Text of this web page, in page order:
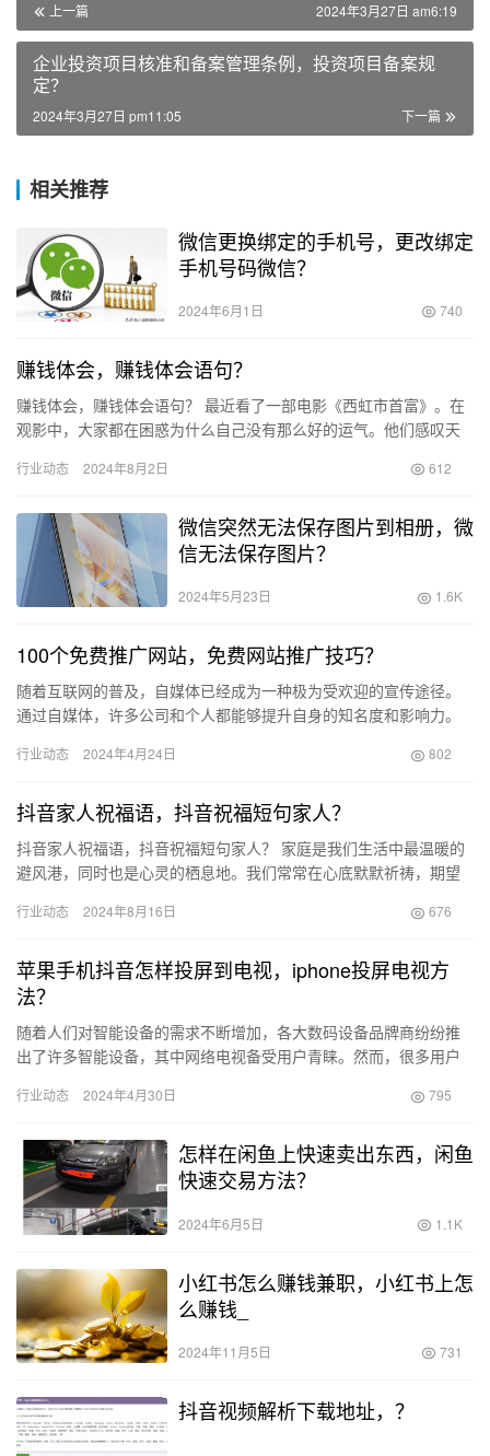
上一篇 2024年3月27日 am6:19
企业投资项目核准和备案管理条例，投资项目备案规
定？
下一篇
2024年3月27日 pm11:05
相关推荐
微信更换绑定的手机号，更改绑定
手机号码微信？
2024年6月1日 740
赚钱体会，赚钱体会语句？
赚钱体会，赚钱体会语句？ 最近看了一部电影《西虹市首富》。在
观影中，大家都在困惑为什么自己没有那么好的运气。他们感叹天
得赚…
行业动态 2024年8月2日 612
微信突然无法保存图片到相册，微
信无法保存图片？
2024年5月23日 1.6K
100个免费推广网站，免费网站推广技巧？
随着互联网的普及，自媒体已经成为一种极为受欢迎的宣传途径。
通过自媒体，许多公司和个人都能够提升自身的知名度和影响力。
台时感…
行业动态 2024年4月24日 802
抖音家人祝福语，抖音祝福短句家人？
抖音家人祝福语，抖音祝福短句家人？ 家庭是我们生活中最温暖的
避风港，同时也是心灵的栖息地。我们常常在心底默默祈祷，期望
作一…
行业动态 2024年8月16日 676
苹果手机抖音怎样投屏到电视，iphone投屏电视方
法？
随着人们对智能设备的需求不断增加，各大数码设备品牌商纷纷推
出了许多智能设备，其中网络电视备受用户青睐。然而，很多用户
享如何…
行业动态 2024年4月30日 795
怎样在闲鱼上快速卖出东西，闲鱼
快速交易方法？
2024年6月5日 1.1K
小红书怎么赚钱兼职，小红书上怎
么赚钱_
2024年11月5日 731
抖音视频解析下载地址，？